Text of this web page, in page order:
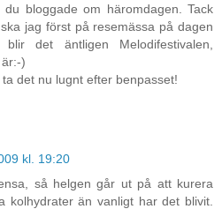
du bloggade om häromdagen. Tack
jag först på resemässa på dagen
det äntligen Melodifestivalen,
)
det nu lugnt efter benpasset!
kl. 19:20
så helgen går ut på att kurera
kolhydrater än vanligt har det blivit.